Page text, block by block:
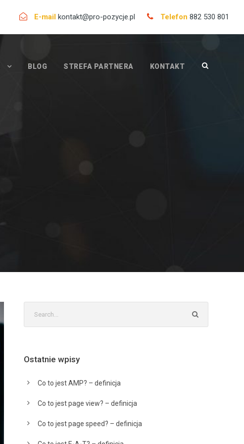
E-mail kontakt@pro-pozycje.pl Telefon 882 530 801
BLOG STREFA PARTNERA KONTAKT
Ostatnie wpisy
Co to jest AMP? – definicja
Co to jest page view? – definicja
Co to jest page speed? – definicja